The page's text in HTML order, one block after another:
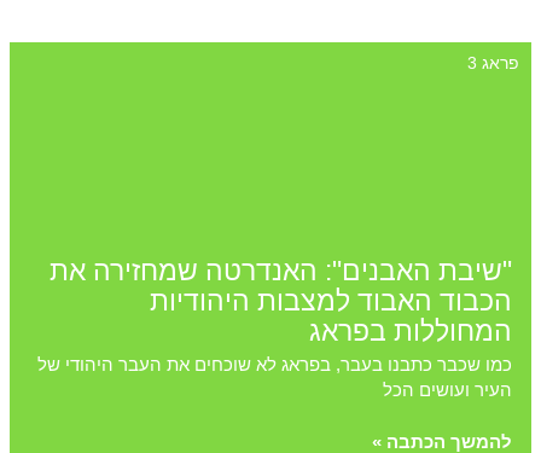
בשכונת
ז'יז'קוב
"שיבת האבנים": האנדרטה שמחזירה את
הכבוד האבוד למצבות היהודיות
המחוללות בפראג
פראג 3
כמו שכבר כתבנו בעבר, בפראג לא שוכחים את העבר היהודי של
העיר ועושים הכל
"שיבת
להמשך הכתבה »